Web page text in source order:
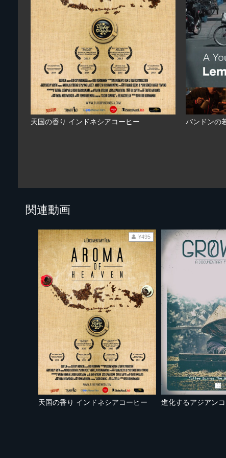
天国の香り インドネシアコーヒー バンドンの
関連動画
天国の香り インドネシアコーヒー
¥495
進化するアジアン